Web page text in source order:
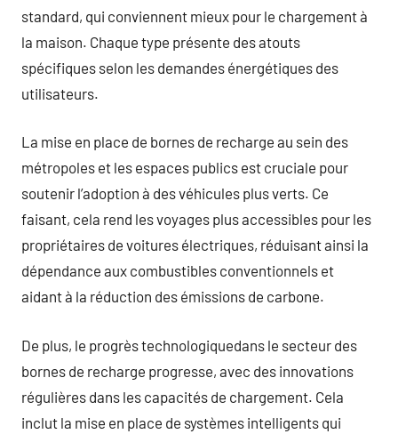
standard, qui conviennent mieux pour le chargement à
la maison. Chaque type présente des atouts
spécifiques selon les demandes énergétiques des
utilisateurs.
La mise en place de bornes de recharge au sein des
métropoles et les espaces publics est cruciale pour
soutenir l’adoption à des véhicules plus verts. Ce
faisant, cela rend les voyages plus accessibles pour les
propriétaires de voitures électriques, réduisant ainsi la
dépendance aux combustibles conventionnels et
aidant à la réduction des émissions de carbone.
De plus, le progrès technologiquedans le secteur des
bornes de recharge progresse, avec des innovations
régulières dans les capacités de chargement. Cela
inclut la mise en place de systèmes intelligents qui